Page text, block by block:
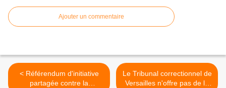
Ajouter un commentaire
< Référendum d'initiative
partagée contre la
Le Tribunal correctionnel de
Versailles n'offre pas de la